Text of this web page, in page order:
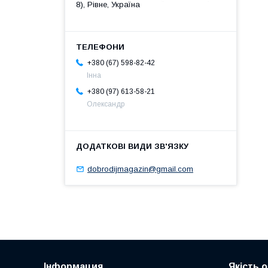
8), Рівне, Україна
+380 (67) 598-82-42
Інна
+380 (97) 613-58-21
Олександр
dobrodijmagazin@gmail.com